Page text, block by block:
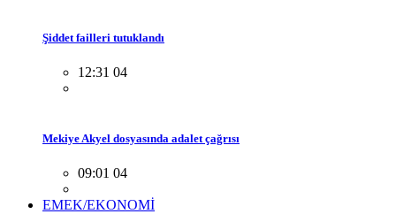
Şiddet failleri tutuklandı
12:31 04
Mekiye Akyel dosyasında adalet çağrısı
09:01 04
EMEK/EKONOMİ